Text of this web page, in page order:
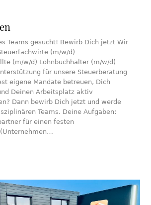
Teams gesucht! Bewirb Dich jetzt Wir
(m/w/d)
(m/w/d) Lohnbuchhalter (m/w/d)
für unsere Steuerberatung
eigene Mandate betreuen, Dich
Deinen Arbeitsplatz aktiv
Dann bewirb Dich jetzt und werde
Teams. Deine Aufgaben:
für einen festen